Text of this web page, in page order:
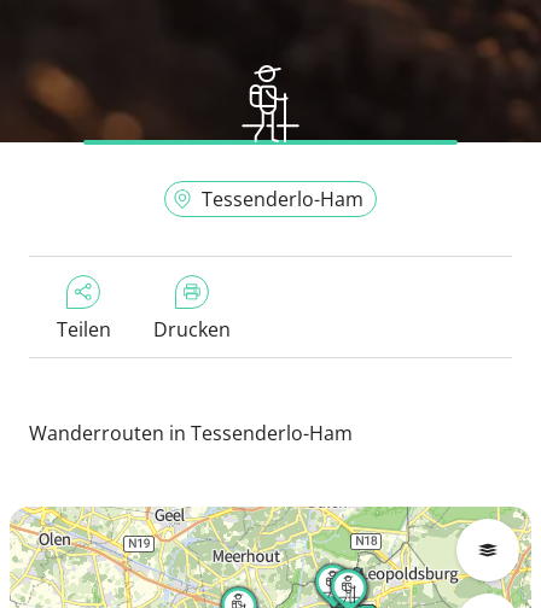
Tessenderlo-Ham
Teilen Drucken
Wanderrouten in Tessenderlo-Ham